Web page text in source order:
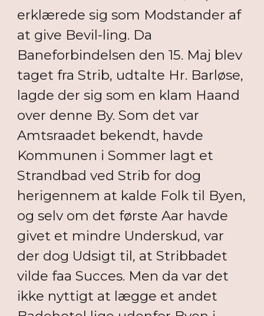
erklærede sig som Modstander af
at give Bevil-ling. Da
Baneforbindelsen den 15. Maj blev
taget fra Strib, udtalte Hr. Barløse,
lagde der sig som en klam Haand
over denne By. Som det var
Amtsraadet bekendt, havde
Kommunen i Sommer lagt et
Strandbad ved Strib for dog
herigennem at kalde Folk til Byen,
og selv om det første Aar havde
givet et mindre Underskud, var
der dog Udsigt til, at Stribbadet
vilde faa Succes. Men da var det
ikke nyttigt at lægge et andet